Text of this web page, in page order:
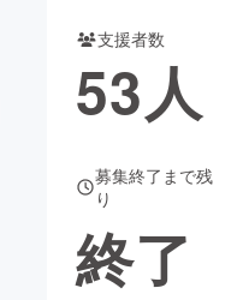
支援者数
53人
募集終了まで残
り
終了